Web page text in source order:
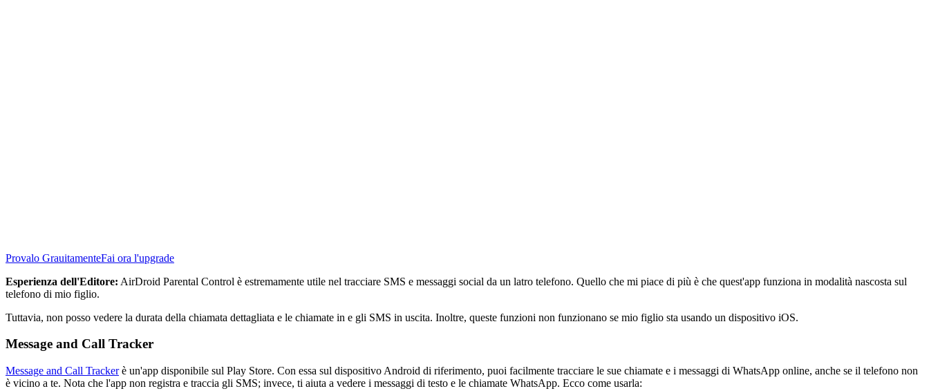
Provalo GrauitamenteFai ora l'upgrade
Esperienza dell'Editore: AirDroid Parental Control è estremamente utile nel tracciare SMS e messaggi social da un latro telefono. Quello che mi piace di più è che quest'app funziona in modalità nascosta sul
telefono di mio figlio.
Tuttavia, non posso vedere la durata della chiamata dettagliata e le chiamate in e gli SMS in uscita. Inoltre, queste funzioni non funzionano se mio figlio sta usando un dispositivo iOS.
Message and Call Tracker
Message and Call Trackerè un'app disponibile sul Play Store. Con essa sul dispositivo Android di riferimento, puoi facilmente tracciare le sue chiamate e i messaggi di WhatsApp online, anche se il telefono non
è vicino a te. Nota che l'app non registra e traccia gli SMS; invece, ti aiuta a vedere i messaggi di testo e le chiamate WhatsApp. Ecco come usarla: